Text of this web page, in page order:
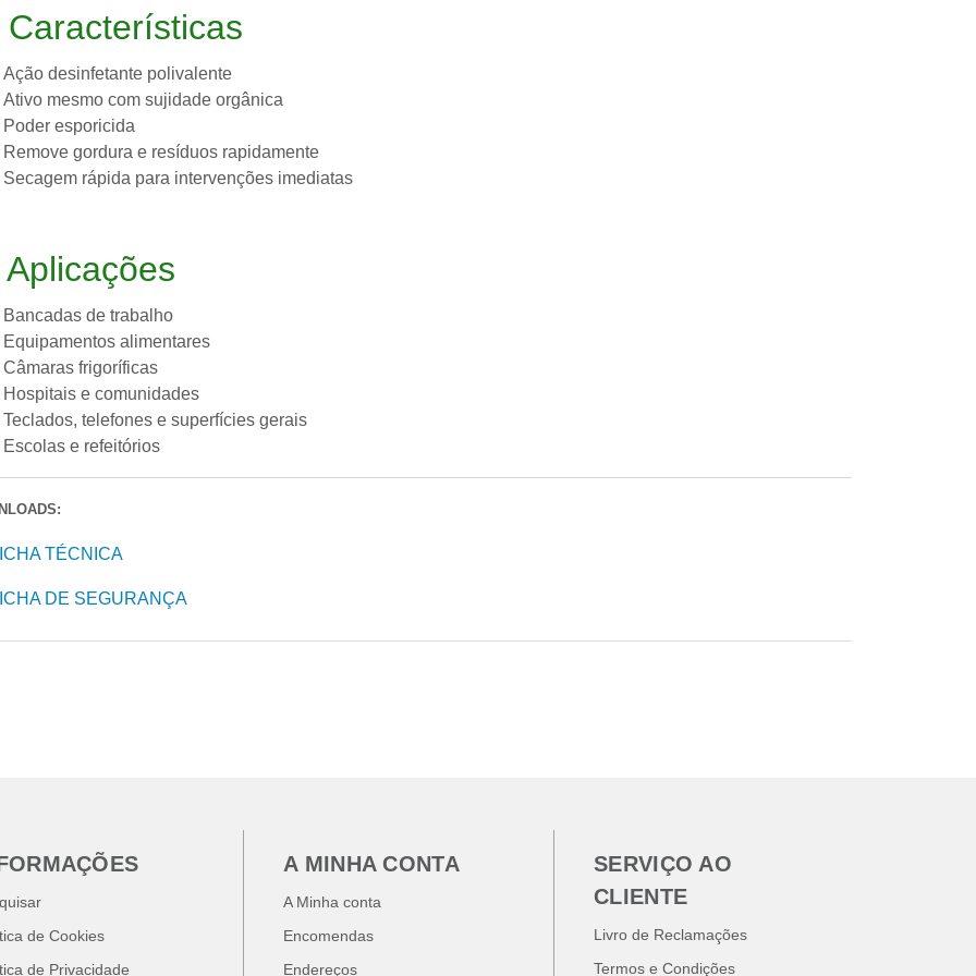
Características
Ação desinfetante polivalente
Ativo mesmo com sujidade orgânica
Poder esporicida
Remove gordura e resíduos rapidamente
Secagem rápida para intervenções imediatas
Aplicações
Bancadas de trabalho
Equipamentos alimentares
Câmaras frigoríficas
Hospitais e comunidades
Teclados, telefones e superfícies gerais
Escolas e refeitórios
TÉCNICA
DE SEGURANÇA
de Cookies
de Privacidade
A MINHA CONTA
A Minha conta
Encomendas
Endereços
SERVIÇO AO
CLIENTE
Livro de Reclamações
Termos e Condições